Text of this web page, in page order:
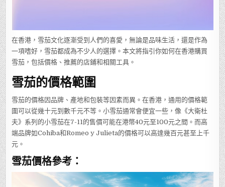
在香港，雪茄文化逐漸受到人們的喜愛，無論是品味生活，還是作為
一項嗜好，雪茄都成為不少人的選擇。本文將指引你如何在香港購買
雪茄，包括價格、推薦的店鋪和相關工具。
雪茄的價格範圍
雪茄的價格因品牌、產地和包裝等因素而異。在香港，通用的價格範
圍可以從幾十元到數千元不等。小雪茄通常會便宜一些，像《大衛杜
夫》系列的小雪茄在7-11的售價可能在港幣40元至100元之間。而高
端品牌如Cohiba和Romeo y Julieta的價格可以高達幾百元甚至上千
元。
雪茄價格參考：